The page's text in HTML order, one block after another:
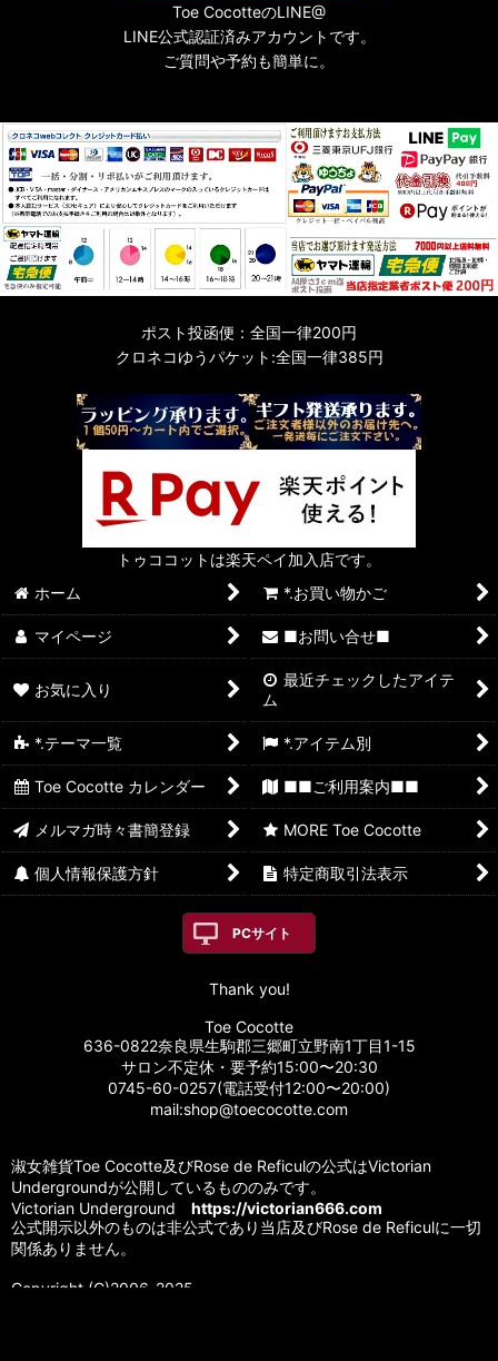
Toe CocotteのLINE@
LINE公式認証済みアカウントです。
ご質問や予約も簡単に。
ポスト投函便：全国一律200円
クロネコゆうパケット:全国一律385円
トゥココットは楽天ペイ加入店です。
ホーム
*.お買い物かご
マイページ ■お問い合せ■
お気に入り
最近チェックしたアイテ
ム
*.テーマ一覧 *.アイテム別
Toe Cocotte カレンダー ■■ご利用案内■■
メルマガ時々書簡登録 MORE Toe Cocotte
個人情報保護方針 特定商取引法表示
PCサイト
Thank you!
Toe Cocotte
636-0822奈良県生駒郡三郷町立野南1丁目1-15
サロン不定休・要予約15:00〜20:30
0745-60-0257(電話受付12:00〜20:00)
mail:shop@toecocotte.com
淑女雑貨Toe Cocotte及びRose de Reficulの公式はVictorian
Undergroundが公開しているもののみです。
Victorian Underground https://victorian666.com
公式開示以外のものは非公式であり当店及びRose de Reficulに一切
関係ありません。
Copyright (C)2006-2025